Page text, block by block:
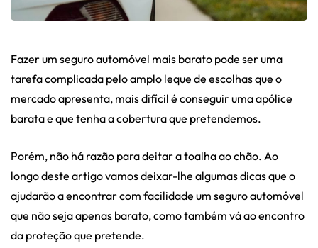
Fazer um seguro automóvel mais barato pode ser uma
tarefa complicada pelo amplo leque de escolhas que o
mercado apresenta, mais difícil é conseguir uma apólice
barata e que tenha a cobertura que pretendemos.
Porém, não há razão para deitar a toalha ao chão. Ao
longo deste artigo vamos deixar-lhe algumas dicas que o
ajudarão a encontrar com facilidade um seguro automóvel
que não seja apenas barato, como também vá ao encontro
da proteção que pretende.